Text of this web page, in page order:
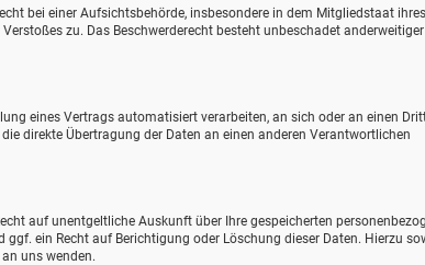
bei einer Aufsichtsbehörde, insbesondere in dem Mitgliedstaat ihres
zu. Das Beschwerderecht besteht unbeschadet anderweitiger
eines Vertrags automatisiert verarbeiten, an sich oder an einen
direkte Übertragung der Daten an einen anderen Verantwortlichen
auf unentgeltliche Auskunft über Ihre gespeicherten
ein Recht auf Berichtigung oder Löschung dieser Daten. Hierzu
uns wenden.